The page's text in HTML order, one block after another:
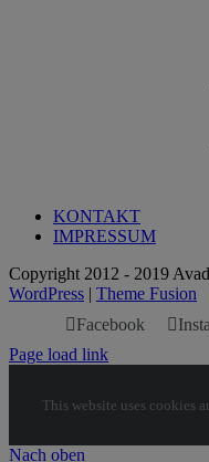
KONTAKT
IMPRESSUM
Copyright 2012 - 2019
WordPress | Theme Fusion
Facebook
Page load link
This website uses cookies
Nach oben